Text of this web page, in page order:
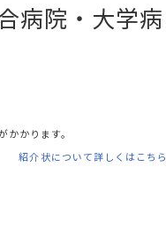
病院・大学病
かります。
紹介状について詳しくはこちら